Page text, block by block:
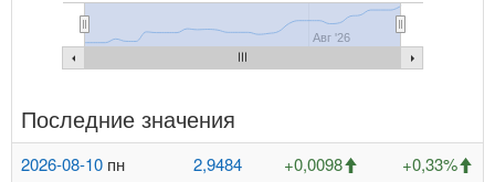
Авг '26
Последние значения
2026-08-10 пн 2,9484 +0,0098
+0,33%